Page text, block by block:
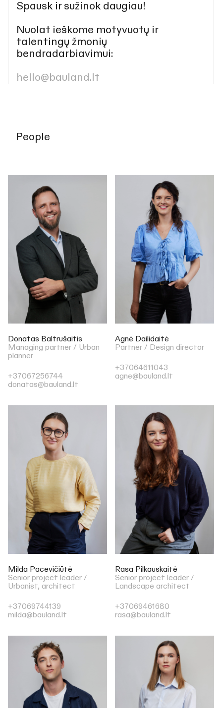
Spausk ir sužinok daugiau!
Nuolat ieškome motyvuotų ir
talentingų žmonių
bendradarbiavimui:
hello@bauland.lt
People
Donatas Baltrušaitis
Managing partner / Urban
planner
+37067256744
donatas@bauland.lt
Agnė Dailidaitė
Partner / Design director
+37064611043
agne@bauland.lt
Milda Pacevičiūtė
Senior project leader /
Urbanist, architect
+37069744139
milda@bauland.lt
Rasa Pilkauskaitė
Senior project leader /
Landscape architect
+37069461680
rasa@bauland.lt